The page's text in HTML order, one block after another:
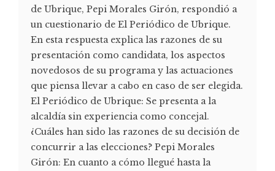
de Ubrique, Pepi Morales Girón, respondió a
un cuestionario de El Periódico de Ubrique.
En esta respuesta explica las razones de su
presentación como candidata, los aspectos
novedosos de su programa y las actuaciones
que piensa llevar a cabo en caso de ser elegida.
El Periódico de Ubrique: Se presenta a la
alcaldía sin experiencia como concejal.
¿Cuáles han sido las razones de su decisión de
concurrir a las elecciones? Pepi Morales
Girón: En cuanto a cómo llegué hasta la